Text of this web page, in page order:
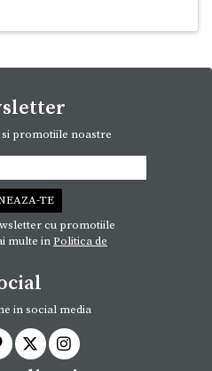
promotiile noastre
cu promotiile
multe inPolitica de
in social media